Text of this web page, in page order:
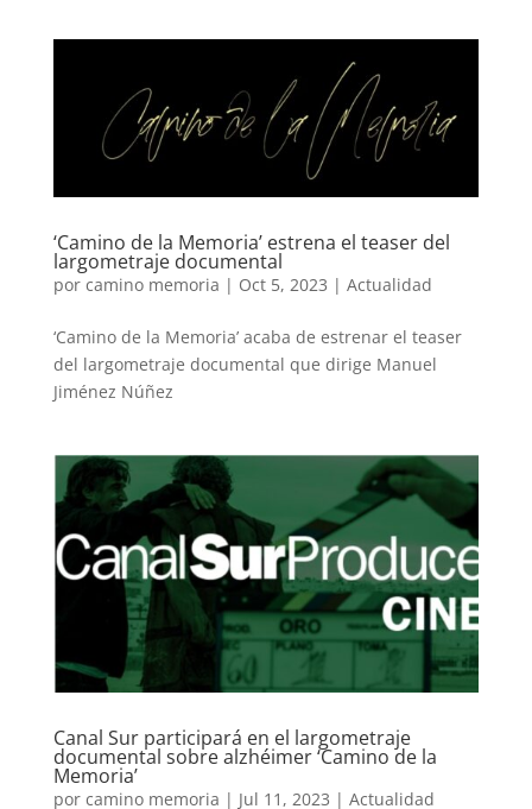
‘Camino de la Memoria’ estrena el teaser del
largometraje documental
por camino memoria | Oct 5, 2023 | Actualidad
‘Camino de la Memoria’ acaba de estrenar el teaser
del largometraje documental que dirige Manuel
Jiménez Núñez
Canal Sur participará en el largometraje
documental sobre alzhéimer ‘Camino de la
Memoria’
por camino memoria | Jul 11, 2023 | Actualidad